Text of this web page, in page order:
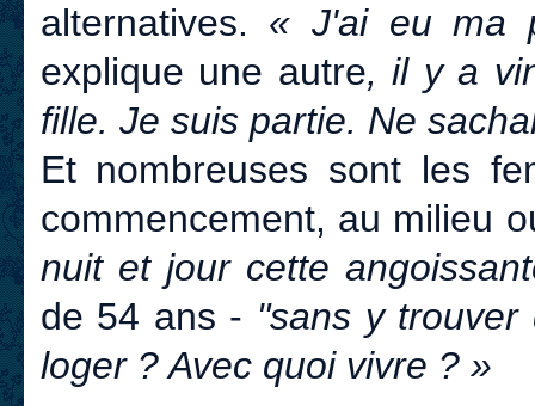
alternatives. « J'ai eu ma
explique une autre, il y a
fille. Je suis partie. Ne
Et nombreuses sont les
commencement, au milieu
nuit et jour cette
de 54 ans - "sans y
loger ? Avec quoi vivre ? »